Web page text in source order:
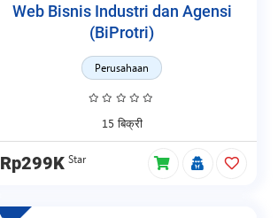
Web Bisnis Industri dan Agensi
(BiProtri)
Perusahaan
15 बिक्री
Rp299K Star